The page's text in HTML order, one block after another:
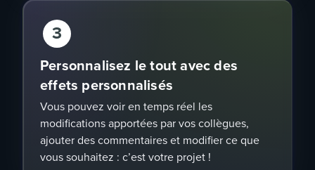
3
Personnalisez le tout avec des
effets personnalisés
Vous pouvez voir en temps réel les
modifications apportées par vos collègues,
ajouter des commentaires et modifier ce que
vous souhaitez : c’est votre projet !